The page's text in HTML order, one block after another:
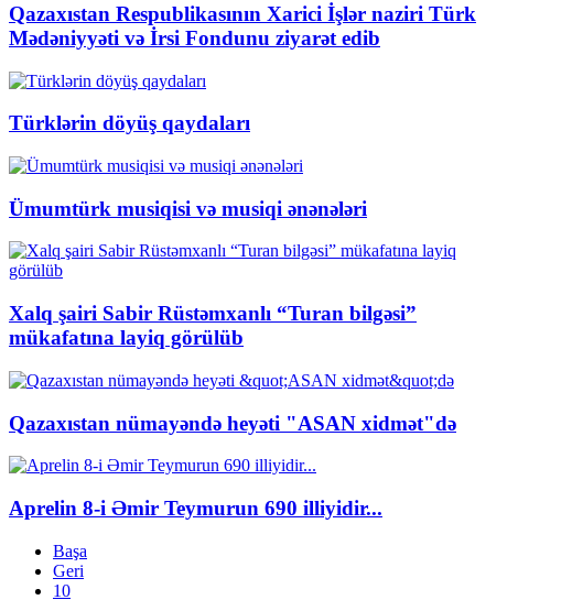
Qazaxıstan Respublikasının Xarici İşlər naziri Türk
Mədəniyyəti və İrsi Fondunu ziyarət edib
Türklərin döyüş qaydaları
Ümumtürk musiqisi və musiqi ənənələri
Xalq şairi Sabir Rüstəmxanlı “Turan bilgəsi”
mükafatına layiq görülüb
Qazaxıstan nümayəndə heyəti "ASAN xidmət"də
Aprelin 8-i Əmir Teymurun 690 illiyidir...
Başa
Geri
10